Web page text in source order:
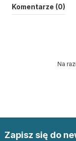
Komentarze (0)
Na
Zapisz się do